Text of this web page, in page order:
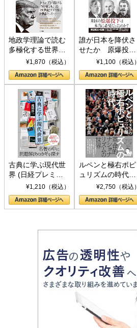
地政学理論で読む
多極化する世界：
トランプとBRICS
の挑戦
¥1,870（税込）
誰が日本を降伏さ
せたか 原爆投
下、ソ連参戦、そ
して聖断 (PHP新
書)
¥1,100（税込）
古典に学ぶ現代世
界 (日経プレミア
シリーズ)¥1,210（税込）
ルペンと極右ポピ
ュリズムの時代：
〈ヤヌス〉の二つ
の顔
¥2,750（税込）